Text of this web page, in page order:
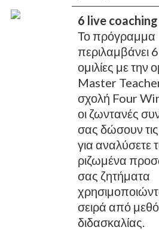
6 live
Το πρόγραμμα
περιλαμβάνει
ομιλίες με την
Master
σχολή Four
οι ζωντανές
σας δώσουν τις
για αναλύσετε
ριζωμένα
σας ζητήματα
σειρά από
διδασκαλίας.